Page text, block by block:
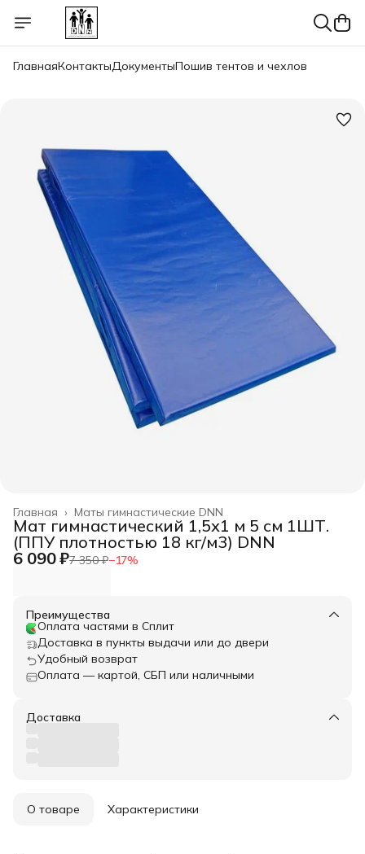
ГлавнаяКонтактыДокументыПошив тентов и чехлов
Маты гимнастические DNN
Главная ›
Мат гимнастический 1,5х1 м 5 см 1ШТ.
(ППУ плотностью 18 кг/м3) DNN
6 090 ₽7 350 ₽−17%
Преимущества
Оплата частями в Сплит
Доставка в пункты выдачи или до двери
Удобный возврат
Оплата — картой, СБП или наличными
Доставка
О товаре Характеристики